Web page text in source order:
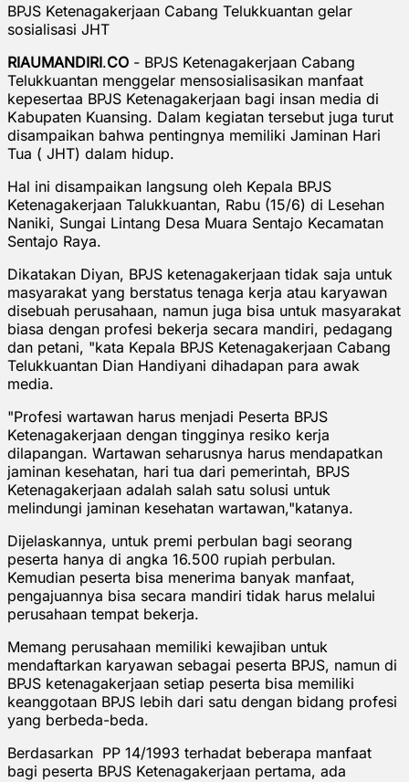
BPJS Ketenagakerjaan Cabang Telukkuantan gelar
sosialisasi JHT
RIAUMANDIRI.CO - BPJS Ketenagakerjaan Cabang
Telukkuantan menggelar mensosialisasikan manfaat
kepesertaa BPJS Ketenagakerjaan bagi insan media di
Kabupaten Kuansing. Dalam kegiatan tersebut juga turut
disampaikan bahwa pentingnya memiliki Jaminan Hari
Tua ( JHT) dalam hidup.
Hal ini disampaikan langsung oleh Kepala BPJS
Ketenagakerjaan Talukkuantan, Rabu (15/6) di Lesehan
Naniki, Sungai Lintang Desa Muara Sentajo Kecamatan
Sentajo Raya.
Dikatakan Diyan, BPJS ketenagakerjaan tidak saja untuk
masyarakat yang berstatus tenaga kerja atau karyawan
disebuah perusahaan, namun juga bisa untuk masyarakat
biasa dengan profesi bekerja secara mandiri, pedagang
dan petani, "kata Kepala BPJS Ketenagakerjaan Cabang
Telukkuantan Dian Handiyani dihadapan para awak
media.
"Profesi wartawan harus menjadi Peserta BPJS
Ketenagakerjaan dengan tingginya resiko kerja
dilapangan. Wartawan seharusnya harus mendapatkan
jaminan kesehatan, hari tua dari pemerintah, BPJS
Ketenagakerjaan adalah salah satu solusi untuk
melindungi jaminan kesehatan wartawan,"katanya.
Dijelaskannya, untuk premi perbulan bagi seorang
peserta hanya di angka 16.500 rupiah perbulan.
Kemudian peserta bisa menerima banyak manfaat,
pengajuannya bisa secara mandiri tidak harus melalui
perusahaan tempat bekerja.
Memang perusahaan memiliki kewajiban untuk
mendaftarkan karyawan sebagai peserta BPJS, namun di
BPJS ketenagakerjaan setiap peserta bisa memiliki
keanggotaan BPJS lebih dari satu dengan bidang profesi
yang berbeda-beda.
Berdasarkan PP 14/1993 terhadat beberapa manfaat
bagi peserta BPJS Ketenagakerjaan pertama, ada